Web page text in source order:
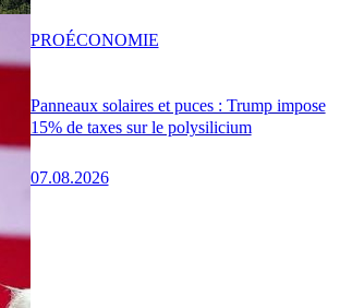
Panneaux solaires et puces : Trump impose
15% de taxes sur le polysilicium
07.08.2026
PROÉCONOMIE